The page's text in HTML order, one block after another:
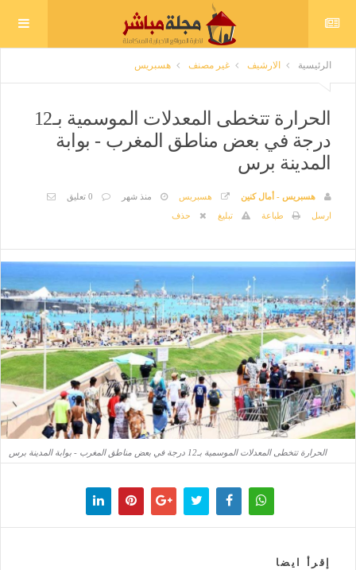
الرئيسية الارشيف غير مصنف هسبريس
الحرارة تتخطى المعدلات الموسمية بـ12
درجة في بعض مناطق المغرب - بوابة
المدينة برس
هسبريس - أمال كنين هسبريس منذ شهر
0 تعليق
ارسل
طباعة تبليغ حذف
الحرارة تتخطى المعدلات الموسمية بـ12 درجة في بعض مناطق المغرب - بوابة المدينة برس
إقرأ ايضا